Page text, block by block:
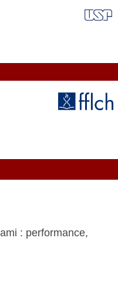
: performance,